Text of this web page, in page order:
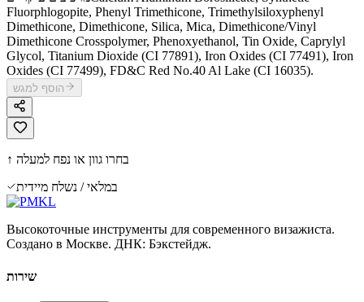
Fluorphlogopite, Phenyl Trimethicone, Trimethylsiloxyphenyl
Dimethicone, Dimethicone, Silica, Mica, Dimethicone/Vinyl
Dimethicone Crosspolymer, Phenoxyethanol, Tin Oxide, Caprylyl
Glycol, Titanium Dioxide (CI 77891), Iron Oxides (CI 77491), Iron
Oxides (CI 77499), FD&C Red No.40 Al Lake (CI 16035).
הוסף למגש
↑ בחרו גוון או נפח למעלה
במלאי / נשלח מיידית
Высокоточные инструменты для современного визажиста.
Создано в Москве. ДНК: Бэкстейдж.
שירות